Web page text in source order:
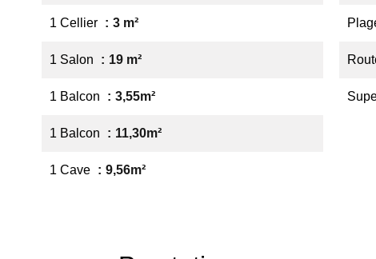
1 Cellier 3 m²
1 Salon 19 m²
1 Balcon 3,55m²
1 Balcon 11,30m²
1 Cave 9,56m²